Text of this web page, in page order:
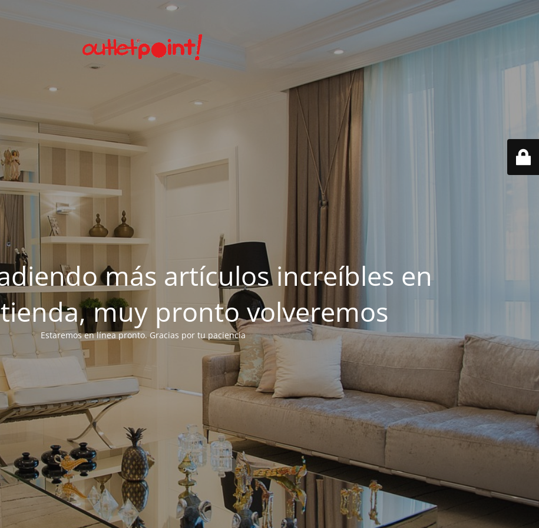
más artículos increíbles en
muy pronto volveremos
Estaremos en línea pronto. Gracias por tu paciencia